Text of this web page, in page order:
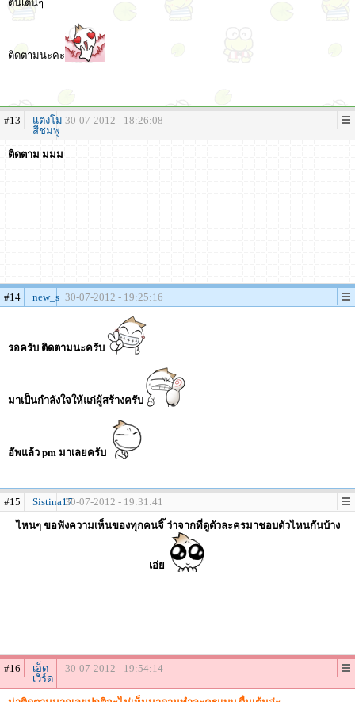
ตื่นเต้นๆ
ติดตามนะคะ
#13
แตงโม
สีชมพู
30-07-2012 - 18:26:08
ติดตาม มมม
#14 new_s 30-07-2012 - 19:25:16
รอครับ ติดตามนะครับ
มาเป็นกำลังใจให้แก่ผู้สร้างครับ
อัพแล้ว pm มาเลยครับ
#15 Sistina1730-07-2012 - 19:31:41
ไหนๆ ขอฟังความเห็นของทุกคนจิ๊ ว่าจากที่ดูตัวละครมาชอบตัวไหนกันบ้าง
เอ่ย
#16
เอ็ด
เวิร์ด
30-07-2012 - 19:54:14